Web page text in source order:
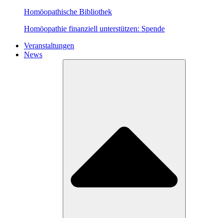
Homöopathische Bibliothek
Homöopathie finanziell unterstützen: Spende
Veranstaltungen
News